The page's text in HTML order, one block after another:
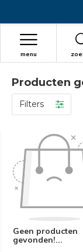
menu
Producten
Filters
Geen producten
gevonden!...